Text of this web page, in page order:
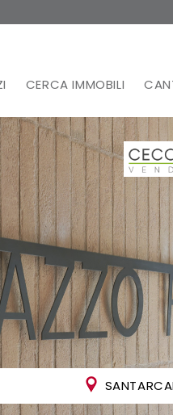
CERCA IMMOBILI